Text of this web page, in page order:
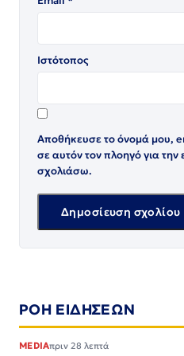
Ιστότοπος
Αποθήκευσε το όνομά μου,
σε αυτόν τον πλοηγό για
σχολιάσω.
ΡΟΗ ΕΙΔΗΣΕΩΝ
MEDIAπριν 28 λεπτά